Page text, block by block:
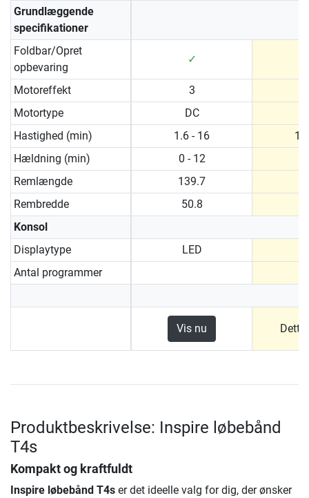
Grundlæggende
specifikationer
Foldbar/Opret
opbevaring
✓
Motoreffekt
3
Motortype
DC
Hastighed (min)
1.6 - 16
Hældning (min)
0 - 12
Remlængde
139.7
Rembredde
50.8
Konsol
Displaytype
LED
Antal programmer
Vis nu
Produktbeskrivelse: Inspire løbebånd
T4s
Kompakt og kraftfuldt
Inspire løbebånd T4s er det ideelle valg for dig, der ønsker